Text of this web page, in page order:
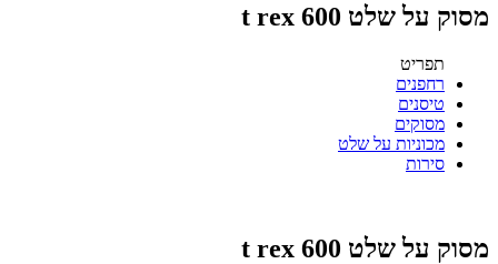
מסוק על שלט t rex 600
תפריט
רחפנים
טיסנים
מסוקים
מכוניות על שלט
סירות
מסוק על שלט t rex 600